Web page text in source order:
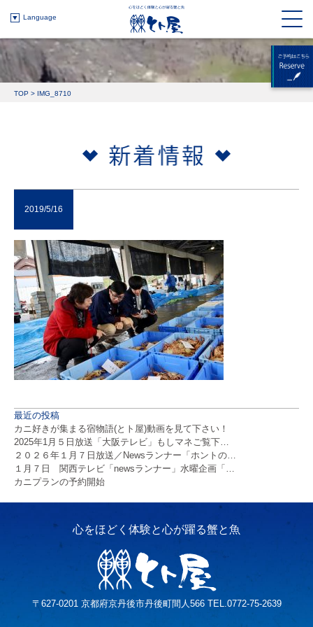
Language
TOP > IMG_8710
2019/5/16
最近の投稿
カニ好きが集まる宿物語(とト屋)動画を見て下さい！
2025年1月５日放送「大阪テレビ」もしマネご覧下…
２０２６年１月７日放送／Newsランナー「ホントの…
１月７日 関西テレビ「newsランナー」水曜企画「…
カニプランの予約開始
〒627-0201 京都府京丹後市丹後町間人566 TEL.0772-75-2639